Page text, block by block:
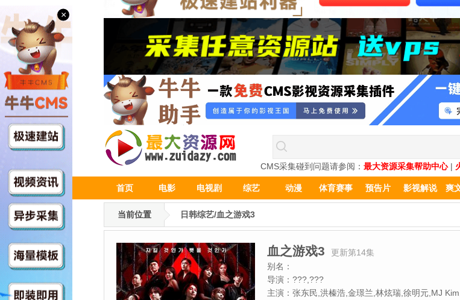
CMS采集碰到问题请参阅： 最大资源采集帮助中心|
首页 电影 电视剧 综艺 动漫 体育赛事 预告片 影视解说 爽
当前位置 日韩综艺/血之游戏3
血之游戏3 更新第14集
别名：
导演： ???,???
主演： 张东民,洪榛浩,金璟兰,林炫瑞,徐明元,MJ
×